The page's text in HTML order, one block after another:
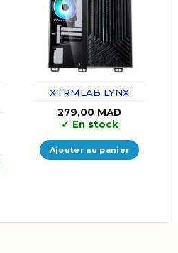
XTRMLAB LYNX
279,00 MAD
✓ En stock
Ajouter au panier